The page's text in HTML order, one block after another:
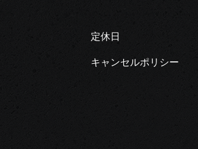
定休日
キャンセルポリシー